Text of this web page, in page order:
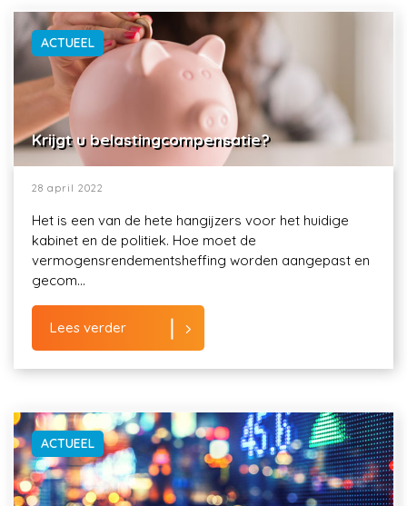
ACTUEEL
Krijgt u belastingcompensatie?
28 april 2022
Het is een van de hete hangijzers voor het huidige
kabinet en de politiek. Hoe moet de
vermogensrendementsheffing worden aangepast en
gecom...
Lees verder
ACTUEEL